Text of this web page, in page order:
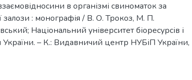
в організмі свиноматок за
: монографія / В. О. Трокоз, М. П.
Національний університет біоресурсів і
– К.: Видавничий центр НУБіП України,